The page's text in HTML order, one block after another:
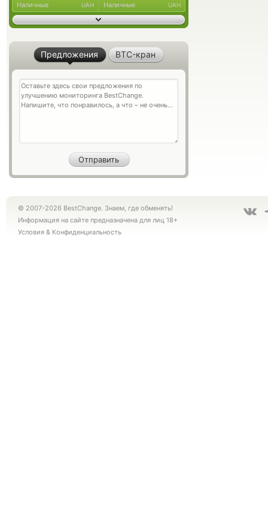
Наличные UAH Наличные UAH
Предложения BTC-кран
© 2007-2026 BestChange. Знаем, где обменять!
Информация на сайте предназначена для лиц 18+
Условия & Конфиденциальность